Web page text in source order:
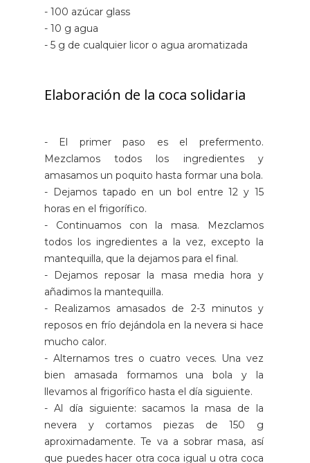
- 100 azúcar glass
- 10 g agua
- 5 g de cualquier licor o agua aromatizada
Elaboración de la coca solidaria
- El primer paso es el prefermento.
Mezclamos todos los ingredientes y
amasamos un poquito hasta formar una bola.
- Dejamos tapado en un bol entre 12 y 15
horas en el frigorífico.
- Continuamos con la masa. Mezclamos
todos los ingredientes a la vez, excepto la
mantequilla, que la dejamos para el final.
- Dejamos reposar la masa media hora y
añadimos la mantequilla.
- Realizamos amasados de 2-3 minutos y
reposos en frío dejándola en la nevera si hace
mucho calor.
- Alternamos tres o cuatro veces. Una vez
bien amasada formamos una bola y la
llevamos al frigorífico hasta el día siguiente.
- Al día siguiente: sacamos la masa de la
nevera y cortamos piezas de 150 g
aproximadamente. Te va a sobrar masa, así
que puedes hacer otra coca igual u otra coca